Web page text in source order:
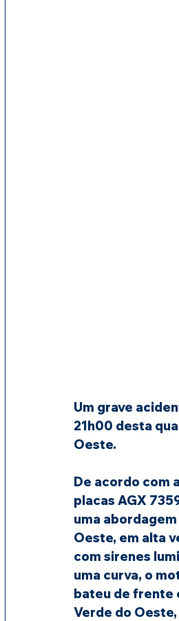
Um grave
21h00 desta
Oeste.
De acordo com
placas AGX
uma
Oeste, em alta
com sirenes
uma curva, o
bateu de frente
Verde do